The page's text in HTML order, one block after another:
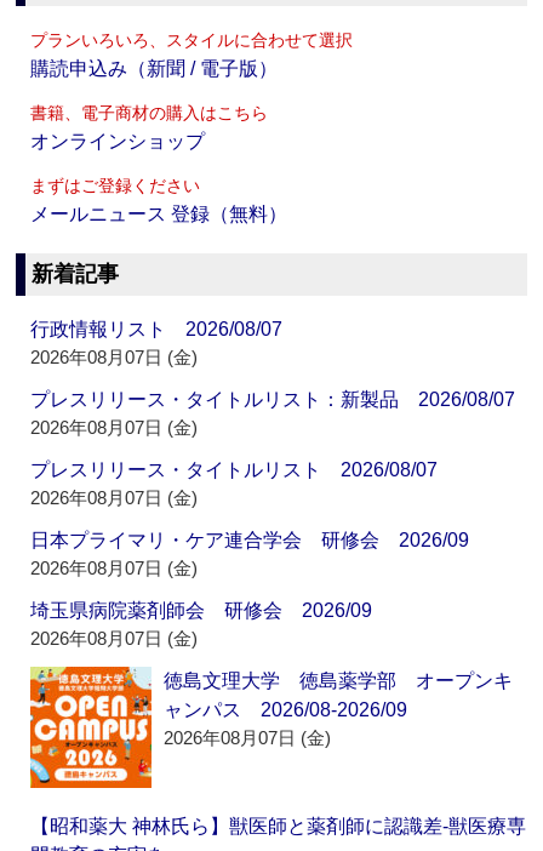
プランいろいろ、スタイルに合わせて選択
購読申込み（新聞 / 電子版）
書籍、電子商材の購入はこちら
オンラインショップ
まずはご登録ください
メールニュース 登録（無料）
新着記事
行政情報リスト 2026/08/07
2026年08月07日 (金)
プレスリリース・タイトルリスト：新製品 2026/08/07
2026年08月07日 (金)
プレスリリース・タイトルリスト 2026/08/07
2026年08月07日 (金)
日本プライマリ・ケア連合学会 研修会 2026/09
2026年08月07日 (金)
埼玉県病院薬剤師会 研修会 2026/09
2026年08月07日 (金)
徳島文理大学 徳島薬学部 オープンキ
ャンパス 2026/08-2026/09
2026年08月07日 (金)
【昭和薬大 神林氏ら】獣医師と薬剤師に認識差‐獣医療専